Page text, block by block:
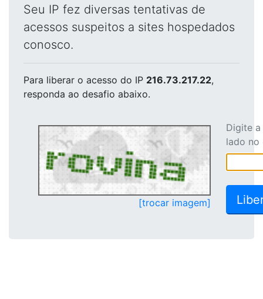
Seu IP fez diversas tentativas de
acessos suspeitos a sites hospedados
conosco.
Para liberar o acesso do IP 216.73.217.22,
responda ao desafio abaixo.
[trocar imagem]
Digite
lado no